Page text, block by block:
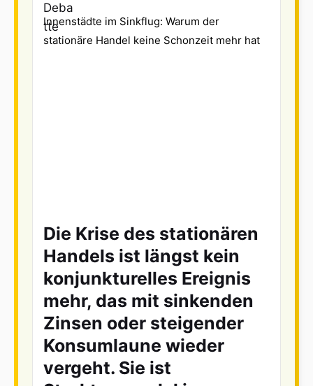
Innenstädte im Sinkflug: Warum der
stationäre Handel keine Schonzeit mehr hat
Die Krise des stationären
Handels ist längst kein
konjunkturelles Ereignis
mehr, das mit sinkenden
Zinsen oder steigender
Konsumlaune wieder
vergeht. Sie ist